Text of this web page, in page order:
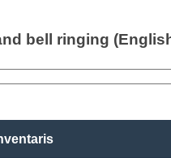
bell ringing